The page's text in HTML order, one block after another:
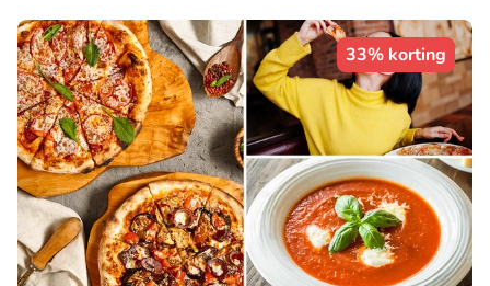
33% korting